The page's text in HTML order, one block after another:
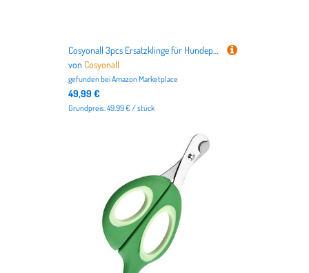
Cosyonall 3pcs Ersatzklinge für Hundepflege, kompatibel mit Andis-Schermaschinen, Karbonstahl, abnehmbare Keramik, scharfe Kante, auch kompatibel mit Wahl/Oster Hundeknipsern
von Cosyonall
gefunden beiAmazon Marketplace
49,99 €
Grundpreis: 49.99 € / stück